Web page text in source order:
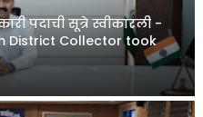
पदाची सूत्रे स्वीकारली -
District Collector took